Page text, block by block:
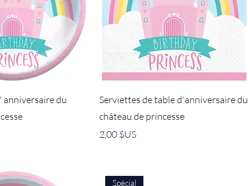
anniversaire du
Serviettes de table d'anniversaire du
château de princesse
Prix
2,00 $US
Spécial